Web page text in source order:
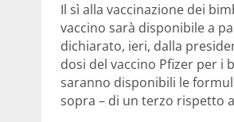
Il sì alla vaccinazione dei
vaccino sarà disponibile a
dichiarato, ieri, dalla
dosi del vaccino Pfizer per i
saranno disponibili le
sopra – di un terzo rispetto